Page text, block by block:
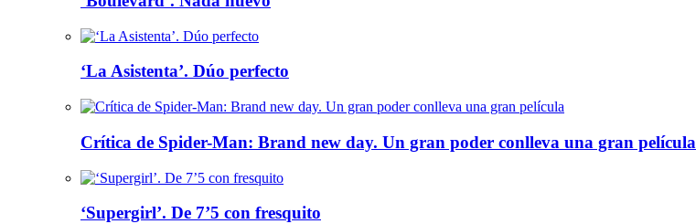
‘La Asistenta’. Dúo perfecto
Crítica de Spider-Man: Brand new day. Un gran poder conlleva una gran película
‘Supergirl’. De 7’5 con fresquito